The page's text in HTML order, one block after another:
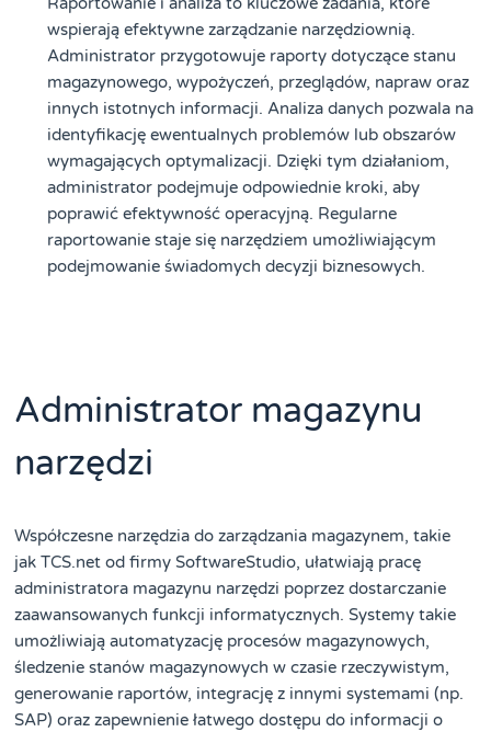
wspierają efektywne zarządzanie narzędziownią.
Administrator przygotowuje raporty dotyczące stanu
magazynowego, wypożyczeń, przeglądów, napraw oraz
innych istotnych informacji. Analiza danych pozwala na
identyfikację ewentualnych problemów lub obszarów
wymagających optymalizacji. Dzięki tym działaniom,
administrator podejmuje odpowiednie kroki, aby
poprawić efektywność operacyjną. Regularne
raportowanie staje się narzędziem umożliwiającym
podejmowanie świadomych decyzji biznesowych.
Administrator magazynu
narzędzi
Współczesne narzędzia do zarządzania magazynem, takie
jak TCS.net od firmy SoftwareStudio, ułatwiają pracę
administratora magazynu narzędzi poprzez dostarczanie
zaawansowanych funkcji informatycznych. Systemy takie
umożliwiają automatyzację procesów magazynowych,
śledzenie stanów magazynowych w czasie rzeczywistym,
generowanie raportów, integrację z innymi systemami (np.
SAP) oraz zapewnienie łatwego dostępu do informacji o